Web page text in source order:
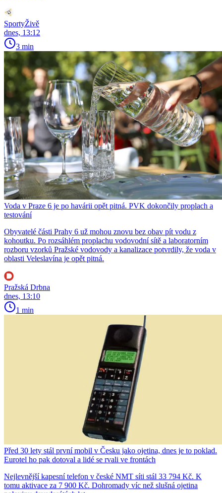
SportyŽivě
dnes, 13:12
3 min
Voda v Praze 6 je po havárii opět pitná. PVK dokončily proplach a
testování
Obyvatelé části Prahy 6 už mohou znovu bez obav pít vodu z
kohoutku. Po rozsáhlém proplachu vodovodní sítě a laboratorním
rozboru vzorků Pražské vodovody a kanalizace potvrdily, že voda v
oblasti Veleslavína je opět pitná.
Pražská Drbna
dnes, 13:10
1 min
Před 30 lety stál první mobil v Česku jako ojetina, dnes je to poklad.
Eurotel ho pak dotoval a lidé se rvali ve frontách
Nejlevnější kapesní telefon v české NMT síti stál 33 794 Kč. K
tomu aktivace za 7 900 Kč. Dohromady víc než slušná ojetina